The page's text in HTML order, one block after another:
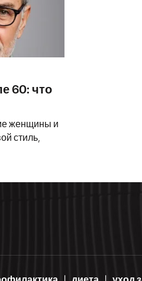
60: что
женщины и
стиль,